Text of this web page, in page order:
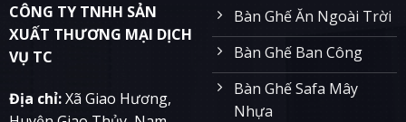
CÔNG TY TNHH SẢN
XUẤT THƯƠNG MẠI DỊCH
VỤ TC
Địa chỉ:Xã Giao Hương,
Bàn Ghế Ăn Ngoài Trời
Bàn Ghế Ban Công
Bàn Ghế Safa Mây
Nhựa